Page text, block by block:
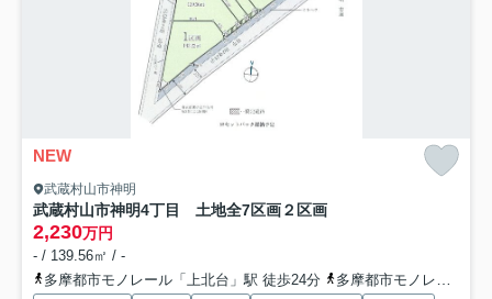
NEW
武蔵村山市神明
武蔵村山市神明4丁目 土地全7区画２区画
2,230万円
- / 139.56㎡ / -
多摩都市モノレール「上北台」駅 徒歩24分
多摩都市モノレール「上北台」駅 バス6分 東京都武蔵村山市「神明橋北（東京都）」 停歩4分